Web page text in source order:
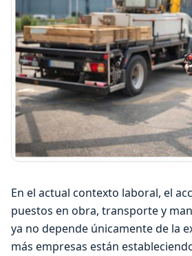
En el actual contexto laboral, el
puestos en obra, transporte y
ya no depende únicamente de la
más empresas están